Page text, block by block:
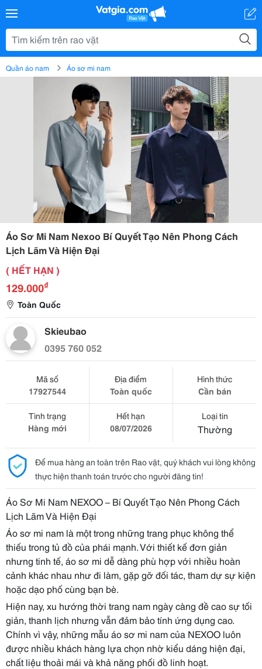
Quần áo nam Áo sơ mi nam
Áo Sơ Mi Nam Nexoo Bí Quyết Tạo Nên Phong Cách
Lịch Lãm Và Hiện Đại
( HẾT HẠN )
129.000₫
Toàn Quốc
Skieubao
0395 760 052
Mã số
17927544
Địa điểm
Toàn quốc
Hình thức
Cần bán
Tình trạng
Hàng mới
Hết hạn
08/07/2026
Loại tin
Thường
Để mua hàng an toàn trên Rao vặt, quý khách vui lòng không
thực hiện thanh toán trước cho người đăng tin!
Áo Sơ Mi Nam NEXOO – Bí Quyết Tạo Nên Phong Cách
Lịch Lãm Và Hiện Đại
Áo sơ mi nam là một trong những trang phục không thể
thiếu trong tủ đồ của phái mạnh. Với thiết kế đơn giản
nhưng tinh tế, áo sơ mi dễ dàng phù hợp với nhiều hoàn
cảnh khác nhau như đi làm, gặp gỡ đối tác, tham dự sự kiện
hoặc dạo phố cùng bạn bè.
Hiện nay, xu hướng thời trang nam ngày càng đề cao sự tối
giản, thanh lịch nhưng vẫn đảm bảo tính ứng dụng cao.
Chính vì vậy, những mẫu áo sơ mi nam của NEXOO luôn
được nhiều khách hàng lựa chọn nhờ kiểu dáng hiện đại,
chất liệu thoải mái và khả năng phối đồ linh hoạt.